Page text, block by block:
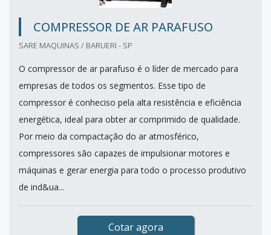
COMPRESSOR DE AR PARAFUSO
SARE MAQUINAS / BARUERI - SP
O compressor de ar parafuso é o líder de mercado para
empresas de todos os segmentos. Esse tipo de
compressor é conheciso pela alta resistência e eficiência
energética, ideal para obter ar comprimido de qualidade.
Por meio da compactação do ar atmosférico,
compressores são capazes de impulsionar motores e
máquinas e gerar energia para todo o processo produtivo
de ind&ua...
Cotar agora